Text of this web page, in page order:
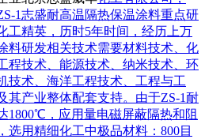
1志盛耐高温隔热保温涂料重点研
工精英，历时5年时间，经历上万
料研发相关技术需要材料技术、化
程技术、能源技术、纳米技术、环
技术、海洋工程技术、工程与工
其产业整体配套支持。由于ZS-1耐
1800℃，应用量电磁屏蔽隔热和阻
选用精细化工中极品材料：800目